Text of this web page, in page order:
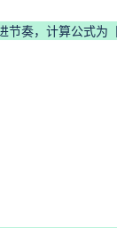
奏，计算公式为